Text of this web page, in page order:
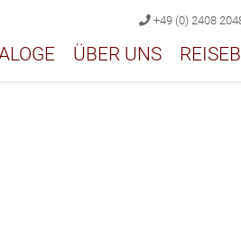
+49 (0) 2408
ÜBER UNS